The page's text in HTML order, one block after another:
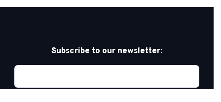
Subscribe to our newsletter: